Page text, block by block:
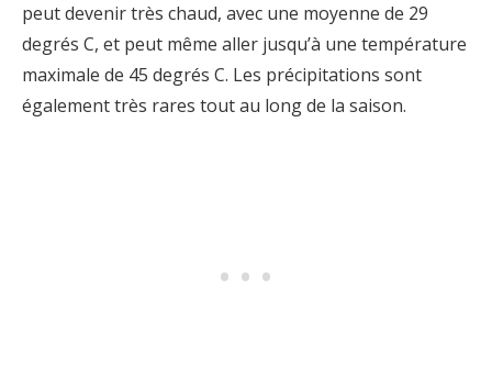
peut devenir très chaud, avec une moyenne de 29
degrés C, et peut même aller jusqu’à une température
maximale de 45 degrés C. Les précipitations sont
également très rares tout au long de la saison.